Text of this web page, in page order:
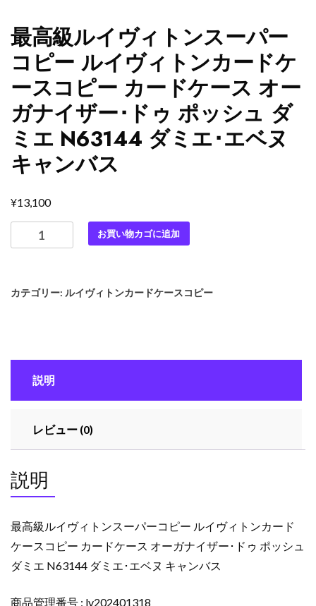
最高級ルイヴィトンスーパー
コピー ルイヴィトンカードケ
ースコピー カードケース オー
ガナイザー･ドゥ ポッシュ ダ
ミエ N63144 ダミエ･エベヌ
キャンバス
¥13,100
高
イ
ン
ー
コ
ー
ル
ヴ
ィ
ト
カ
お買い物カゴに追加
カテゴリー: ルイヴィトンカードケースコピー
説明
レビュー (0)
説明
最高級ルイヴィトンスーパーコピー ルイヴィトンカード
ケースコピー カードケース オーガナイザー･ドゥ ポッシュ
ダミエ N63144 ダミエ･エベヌ キャンバス
商品管理番号 : lv202401318